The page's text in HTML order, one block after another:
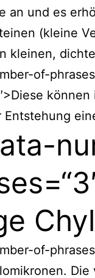
an und es
(kleine
kleinen,
of-
Entstehung
of-